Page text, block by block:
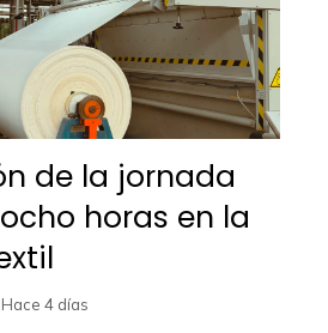
de la jornada
horas en la
Hace 4 días